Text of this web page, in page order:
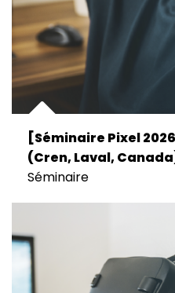
[Séminaire Pixel
(Cren, Laval,
Séminaire